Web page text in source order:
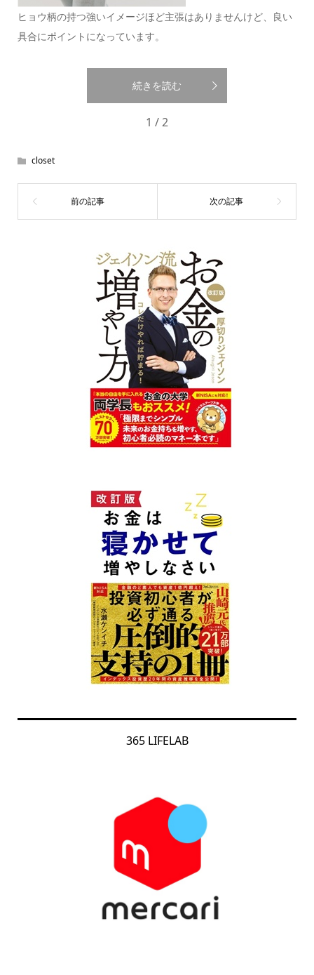
ヒョウ柄の持つ強いイメージほど主張はありませんけど、良い
具合にポイントになっています。
続きを読む
1 / 2
closet
365 LIFELAB